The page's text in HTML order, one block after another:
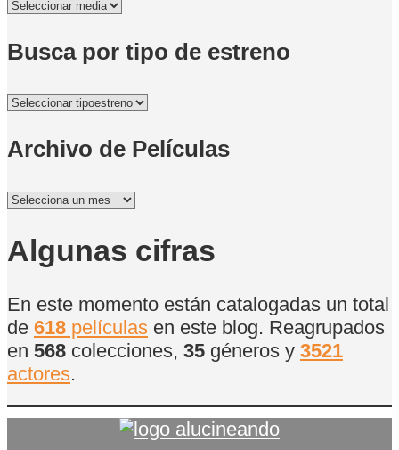
Busca por tipo de estreno
Archivo de Películas
Archivo
Películas
Algunas cifras
En este momento están catalogadas un total
de 618 películas en este blog. Reagrupados
en 568 colecciones, 35 géneros y 3521
actores.